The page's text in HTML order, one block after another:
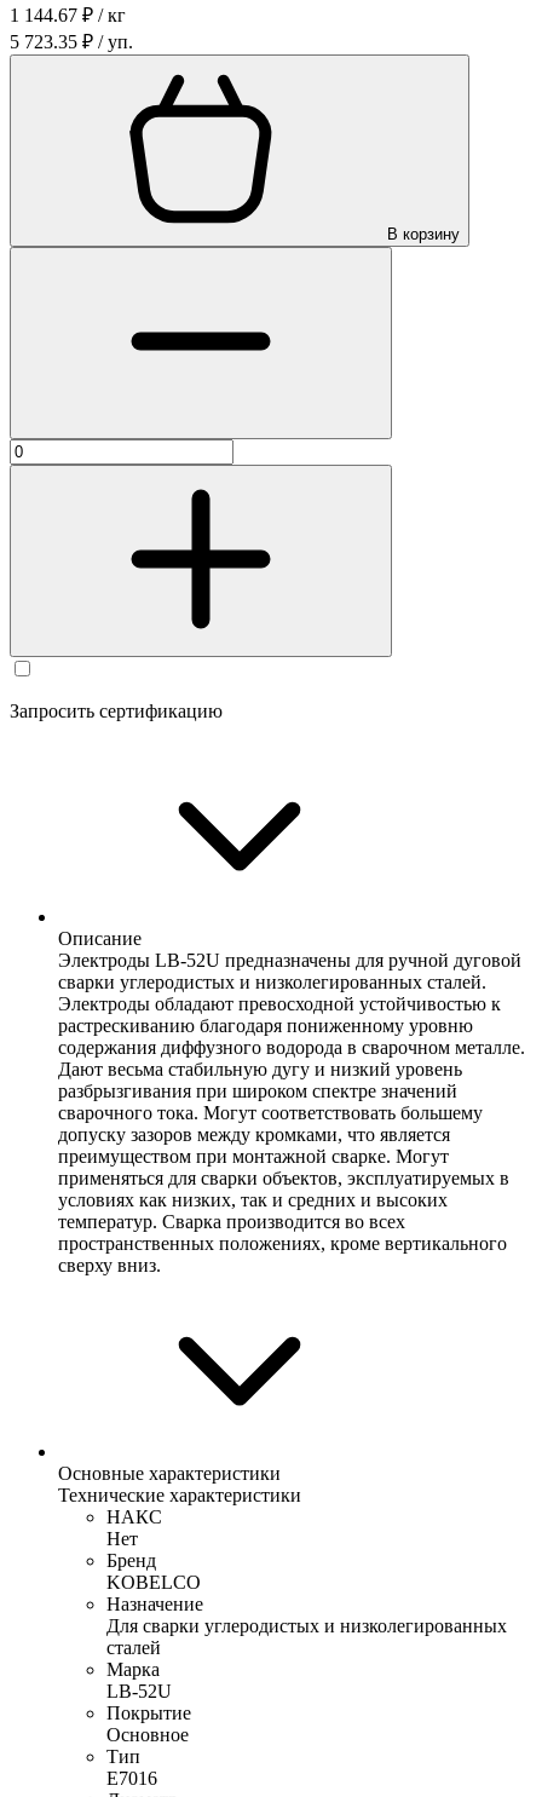
1 144.67 ₽ / кг
5 723.35 ₽ / уп.
В корзину
Запросить сертификацию
Описание
Электроды LB-52U предназначены для ручной дуговой
сварки углеродистых и низколегированных сталей.
Электроды обладают превосходной устойчивостью к
растрескиванию благодаря пониженному уровню
содержания диффузного водорода в сварочном металле.
Дают весьма стабильную дугу и низкий уровень
разбрызгивания при широком спектре значений
сварочного тока. Могут соответствовать большему
допуску зазоров между кромками, что является
преимуществом при монтажной сварке. Могут
применяться для сварки объектов, эксплуатируемых в
условиях как низких, так и средних и высоких
температур. Сварка производится во всех
пространственных положениях, кроме вертикального
сверху вниз.
Основные характеристики
Технические характеристики
НАКС
Нет
Бренд
KOBELCO
Назначение
Для сварки углеродистых и низколегированных
сталей
Марка
LB-52U
Покрытие
Основное
Тип
E7016